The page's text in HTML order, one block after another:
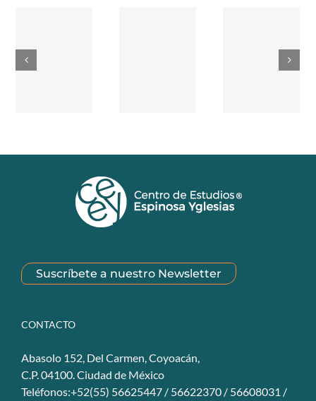
Suscríbete a nuestro Newsletter
CONTACTO
Abasolo 152, Del Carmen, Coyoacán,
C.P. 04100. Ciudad de México
Teléfonos:+52(55) 56625447 / 56622370 / 56608031 /